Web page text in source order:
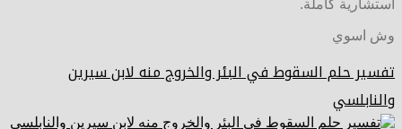
استشارية كاملة.
وش اسوي
تفسير حلم السقوط في البئر والخروج منه لابن سيرين
والنابلسي